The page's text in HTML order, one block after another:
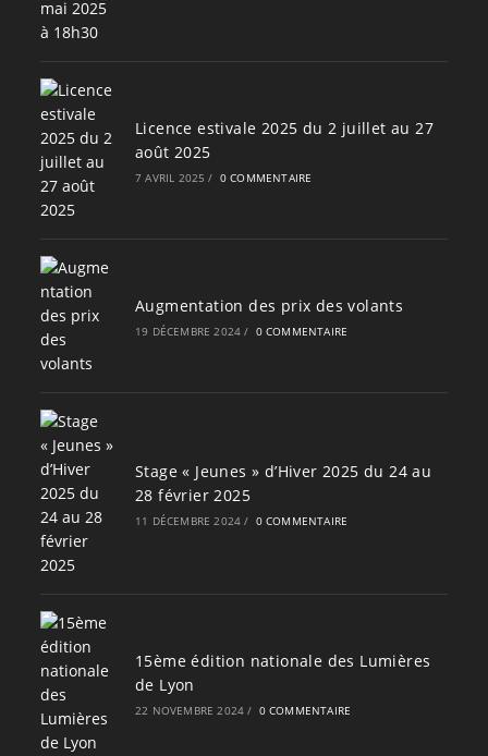
Licence estivale 2025 du 2 juillet au 27
août 2025
7 AVRIL 2025 / 0 COMMENTAIRE
Augmentation des prix des volants
19 DÉCEMBRE 2024 / 0 COMMENTAIRE
Stage « Jeunes » d’Hiver 2025 du 24 au
28 février 2025
11 DÉCEMBRE 2024 / 0 COMMENTAIRE
15ème édition nationale des Lumières
de Lyon
22 NOVEMBRE 2024 / 0 COMMENTAIRE